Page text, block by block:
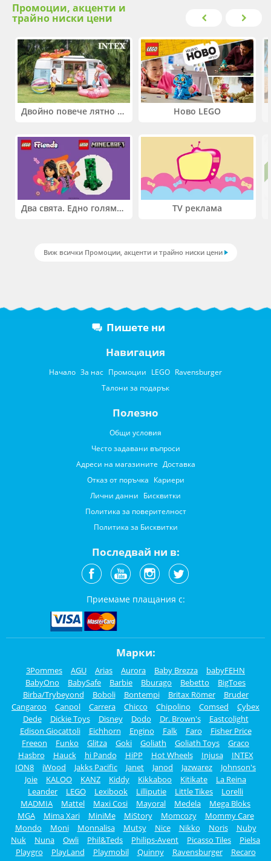
Промоции, акценти и
трайно ниски цени
Двойно повече лятно забавление! Купи 2 продукта INTEX и вземи -33%
Два свята. Едно голямо приключение. Купи 2 продукта LEGO® Friends и/или LEGO® Minecraft и вземи -27%
Ново LEGO
TV реклама
Виж всички Промоции, акценти и трайно ниски цени
Пишете ни
Навигация
Начало За нас Промоции LEGO Ravensburger
Талони за подарък
Полезно
Общи условия
Често задавани въпроси
Адреси на магазините Доставка
Отказ от поръчка Кариери
Лични данни Бисквитки
Политика за поверителност
Политика за Бисквитки
Последвай ни в:
Приемаме плащания с:
Марки:
3Pommes AGU Arias Aurora Baby Brezza
babyFEHN
BabyOno
BabySafe Barbie Bburago Bebetto
BigToes
Birba/Trybeyond
Boboli Bontempi Britax Römer
Bruder
Cangaroo
Canpol Carrera Chicco Chipolino Comsed
Cybex
Dede
Dickie Toys Disney Dodo Dr. Brown's
Eastcolight
Edison Giocattoli
Eichhorn Engino Falk Faro
Fisher Price
Freeon
Funko Glitza Goki Goliath Goliath Toys
Graco
Hasbro
Hauck hi Pando HiPP Hot Wheels Injusa
INTEX
ION8
iWood Jakks Pacific Janet Janod Jazwarez
Johnson's
Joie
KALOO KANZ Kiddy Kikkaboo Kitikate
La Reina
Leander
LEGO Lexibook Lilliputie Little Tikes
Lorelli
MADMIA
Mattel Maxi Cosi Mayoral Medela
Mega Bloks
MGA
Mima Xari MiniMe MiStory Momcozy
Mommy Care
Mondo
Moni Monnalisa Mutsy Nice Nikko Noris
Nuby
Nuk
Nuna Owli Phil&Teds Philips-Avent Picasso Tiles
Pielsa
Playgro
PlayLand Playmobil Quinny Ravensburger
Recaro